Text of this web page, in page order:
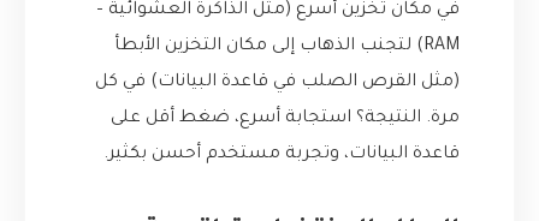
في مكان تخزين أسرع (مثل الذاكرة العشوائية –
RAM) لتجنب الذهاب إلى مكان التخزين الأبطأ
(مثل القرص الصلب في قاعدة البيانات) في كل
مرة. النتيجة؟ استجابة أسرع، ضغط أقل على
قاعدة البيانات، وتجربة مستخدم أحسن بكثير.